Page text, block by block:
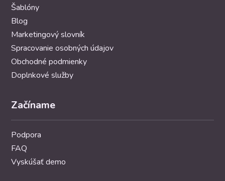
Šablóny
Blog
Marketingový slovník
Spracovanie osobných údajov
Obchodné podmienky
Doplnkové služby
Začíname
Podpora
FAQ
Vyskúšať demo